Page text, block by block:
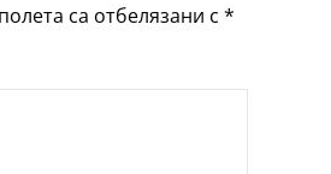
са отбелязани с*